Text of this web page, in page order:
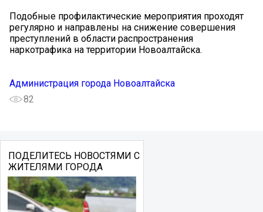
Подобные профилактические мероприятия проходят
регулярно и направлены на снижение совершения
преступлений в области распространения
наркотрафика на территории Новоалтайска.
Администрация города Новоалтайска
82
ПОДЕЛИТЕСЬ НОВОСТЯМИ С
ЖИТЕЛЯМИ ГОРОДА